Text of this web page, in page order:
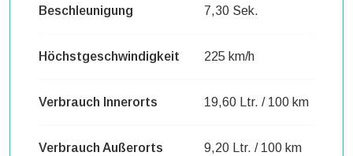
Beschleunigung 7,30 Sek.
Höchstgeschwindigkeit 225 km/h
Verbrauch Innerorts 19,60 Ltr. / 100 km
Verbrauch Außerorts 9,20 Ltr. / 100 km